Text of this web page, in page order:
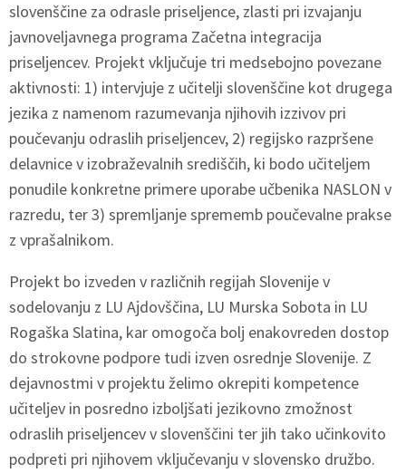
slovenščine za odrasle priseljence, zlasti pri izvajanju
javnoveljavnega programa Začetna integracija
priseljencev. Projekt vključuje tri medsebojno povezane
aktivnosti: 1) intervjuje z učitelji slovenščine kot drugega
jezika z namenom razumevanja njihovih izzivov pri
poučevanju odraslih priseljencev, 2) regijsko razpršene
delavnice v izobraževalnih središčih, ki bodo učiteljem
ponudile konkretne primere uporabe učbenika NASLON v
razredu, ter 3) spremljanje sprememb poučevalne prakse
z vprašalnikom.
Projekt bo izveden v različnih regijah Slovenije v
sodelovanju z LU Ajdovščina, LU Murska Sobota in LU
Rogaška Slatina, kar omogoča bolj enakovreden dostop
do strokovne podpore tudi izven osrednje Slovenije. Z
dejavnostmi v projektu želimo okrepiti kompetence
učiteljev in posredno izboljšati jezikovno zmožnost
odraslih priseljencev v slovenščini ter jih tako učinkovito
podpreti pri njihovem vključevanju v slovensko družbo.